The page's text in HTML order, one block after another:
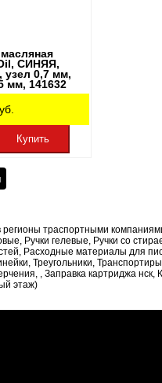
СИНЯЯ,
узел 0,7 мм,
мм, 141632
Купить
регионы траспортными
Ручки гелевые, Ручки со
Расходные материалы для
Треугольники,
, Заправка картриджа нск,
этаж)